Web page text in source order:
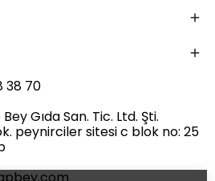
38 70
Bey Gıda San. Tic. Ltd. Şti.
peynirciler sitesi c blok no: 25